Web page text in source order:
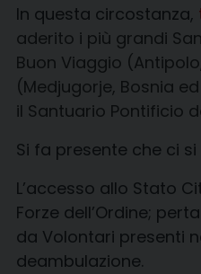
In questa circostanza,
aderito i più grandi
Buon Viaggio
(Medjugorje, Bosnia
il Santuario Pontificio
Si fa presente che ci
L’accesso allo Stato
Forze dell’Ordine;
da Volontari presenti
deambulazione.